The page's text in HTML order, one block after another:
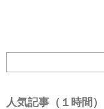
人気記事（１時間）